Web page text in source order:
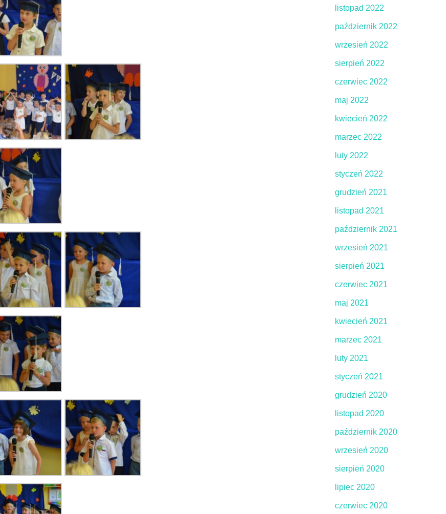
listopad 2022
październik 2022
wrzesień 2022
sierpień 2022
czerwiec 2022
maj 2022
kwiecień 2022
marzec 2022
luty 2022
styczeń 2022
grudzień 2021
listopad 2021
październik 2021
wrzesień 2021
sierpień 2021
czerwiec 2021
maj 2021
kwiecień 2021
marzec 2021
luty 2021
styczeń 2021
grudzień 2020
listopad 2020
październik 2020
wrzesień 2020
sierpień 2020
lipiec 2020
czerwiec 2020